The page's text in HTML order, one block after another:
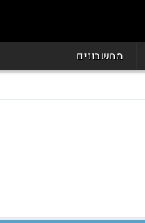
מחשבונים